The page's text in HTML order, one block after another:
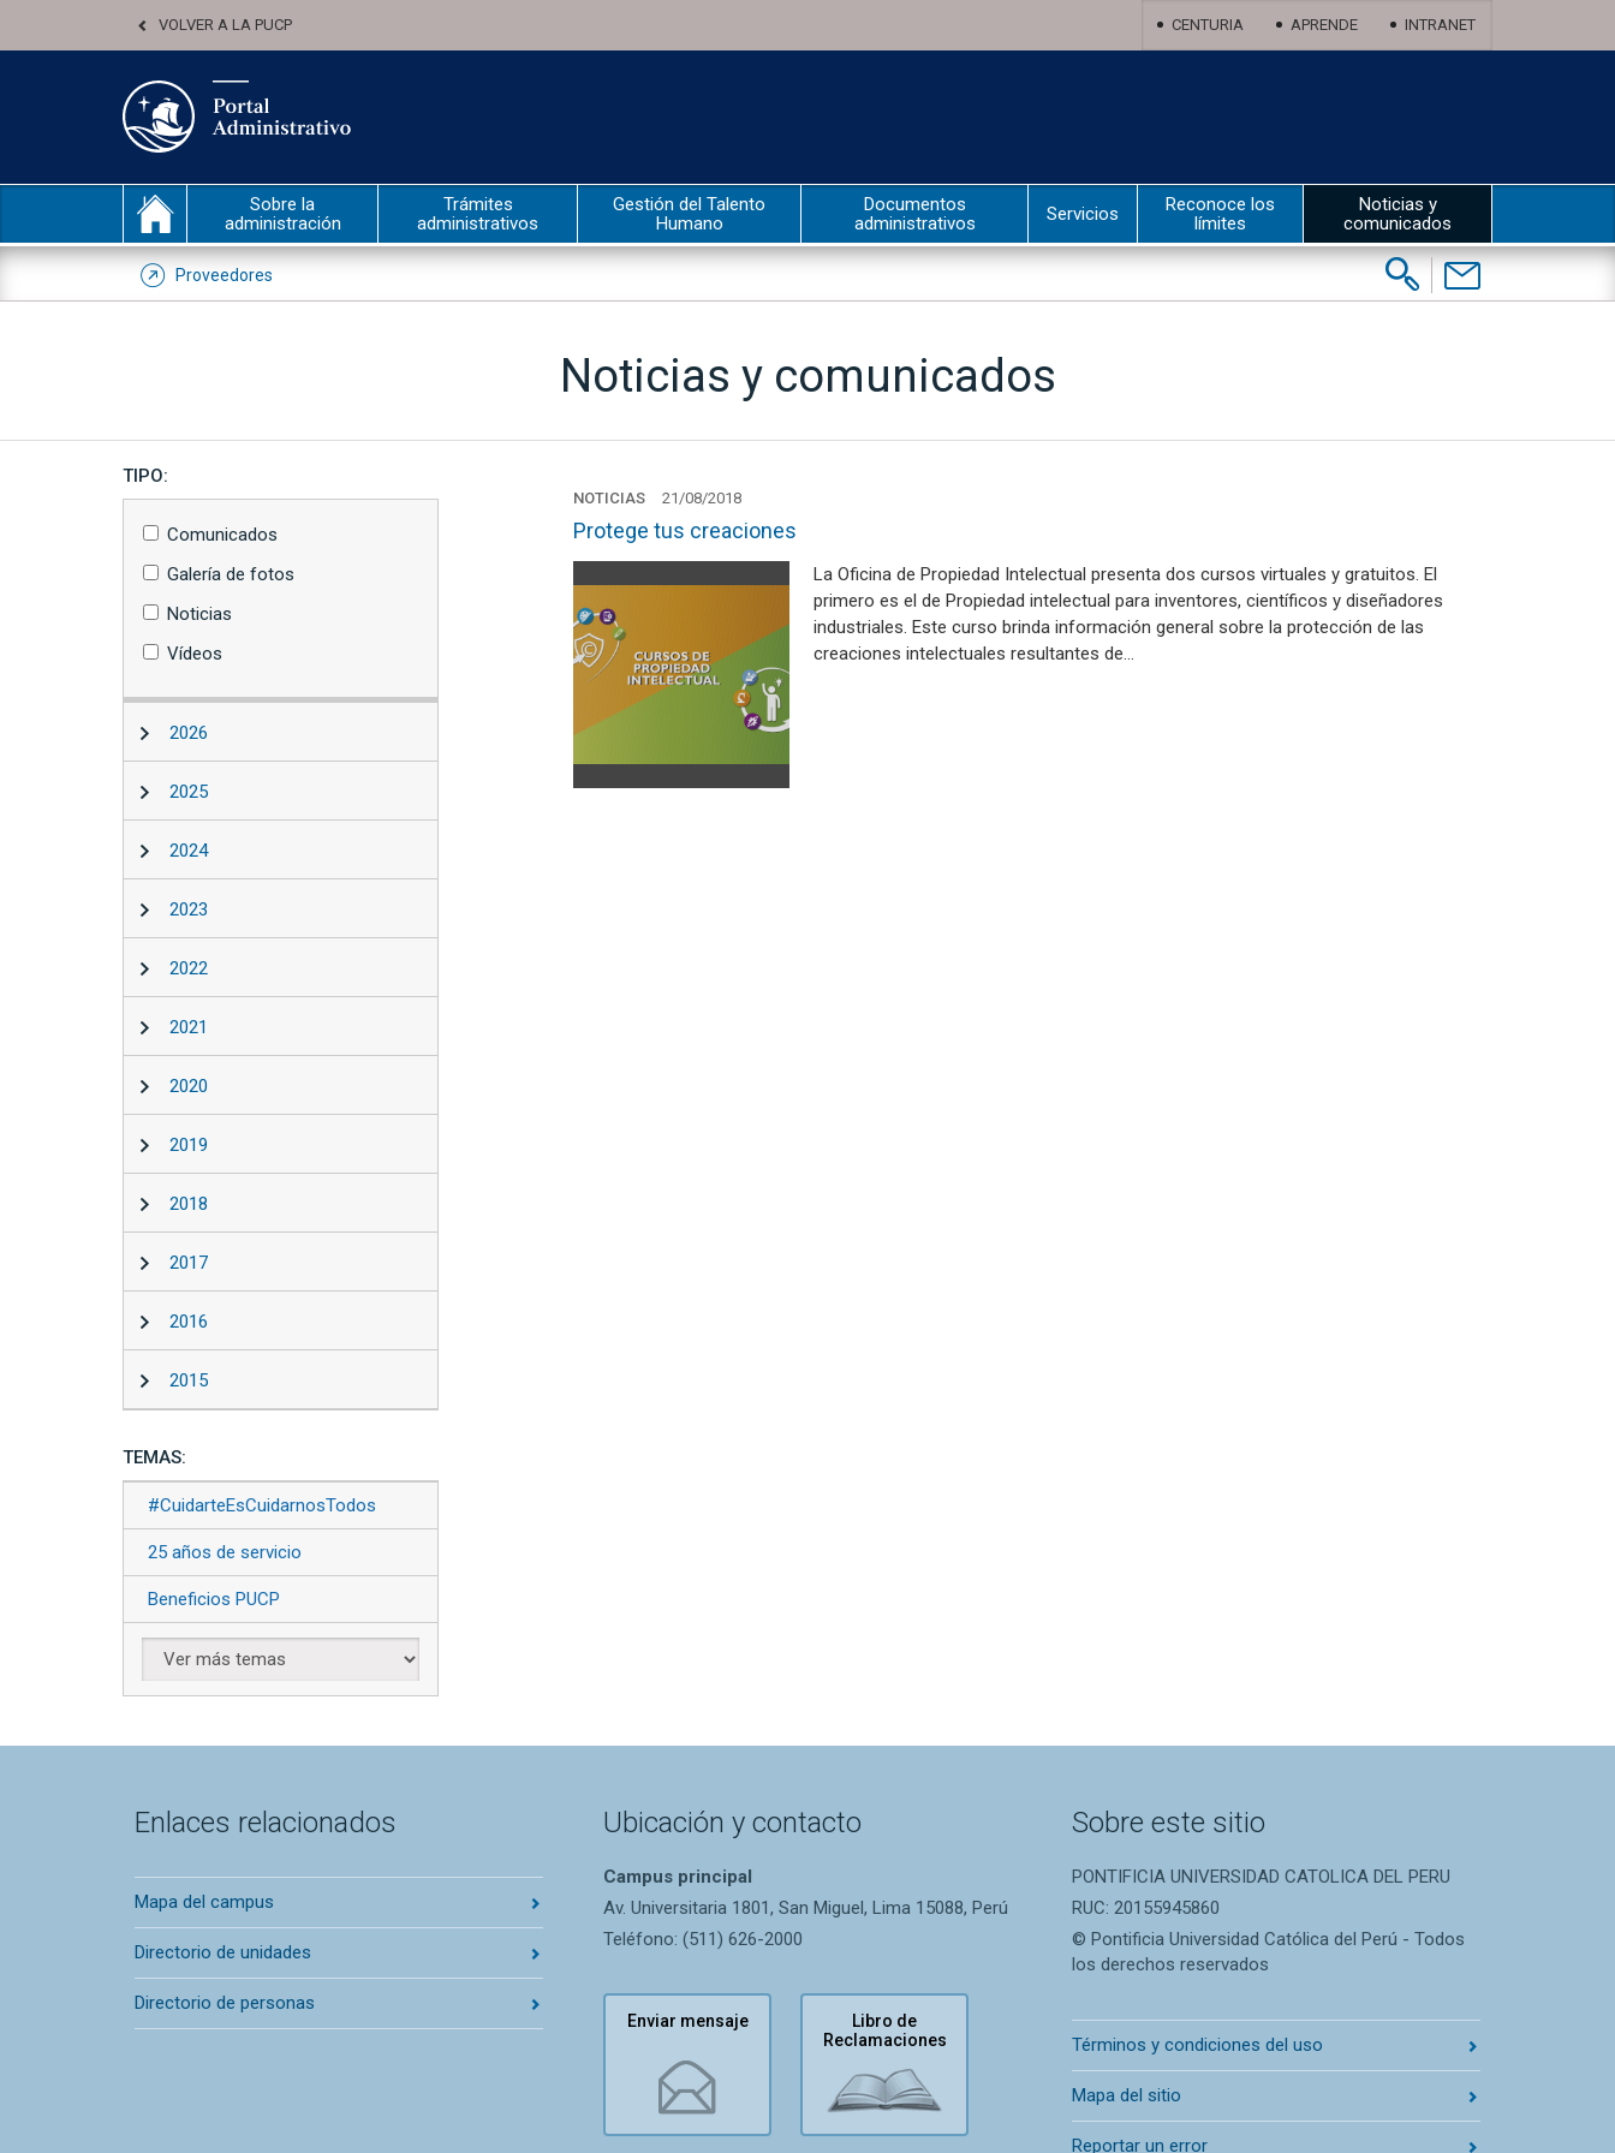
VOLVER A LA PUCP CENTURIA APRENDE INTRANET
Sobre la
administración
Trámites
administrativos
Gestión del Talento
Humano
Documentos
administrativos
Servicios
Reconoce los
límites
Noticias y
comunicados
Proveedores Buscar:
Contáctenos
Noticias y comunicados
TIPO:
Comunicados
Galería de fotos
Noticias
Vídeos
2026
2025
2024
2023
2022
2021
2020
2019
2018
2017
2016
2015
TEMAS:
#CuidarteEsCuidarnosTodos
25 años de servicio
Beneficios PUCP
NOTICIAS 21/08/2018
Protege tus creaciones
La Oficina de Propiedad Intelectual presenta dos cursos virtuales y gratuitos. El
primero es el de Propiedad intelectual para inventores, científicos y diseñadores
industriales. Este curso brinda información general sobre la protección de las
creaciones intelectuales resultantes de…
Enlaces relacionados
Mapa del campus
Directorio de unidades
Directorio de personas
Ubicación y contacto
Campus principal
Av. Universitaria 1801, San Miguel, Lima 15088, Perú
Teléfono: (511) 626-2000
Enviar mensaje
Libro de
Reclamaciones
Sobre este sitio
PONTIFICIA UNIVERSIDAD CATOLICA DEL PERU
RUC: 20155945860
© Pontificia Universidad Católica del Perú - Todos
los derechos reservados
Términos y condiciones del uso
Mapa del sitio
Reportar un error